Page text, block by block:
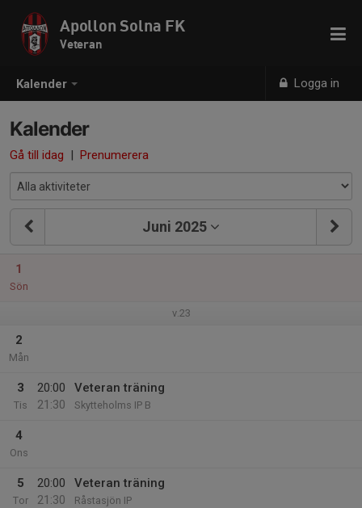
Kalender Logga in
Apollon Solna FK
Veteran
Kalender
Gå till idag | Prenumerera
Juni 2025
1
Sön
v.23
2
Mån
3
Tis
20:00
21:30
Veteran träning
Skytteholms IP B
4
Ons
5
Tor
20:00
21:30
Veteran träning
Råstasjön IP